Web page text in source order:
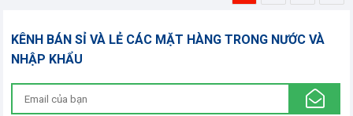
KÊNH BÁN SỈ VÀ LẺ CÁC MẶT HÀNG TRONG NƯỚC VÀ
NHẬP KHẨU